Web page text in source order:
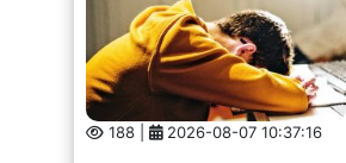
188 | 2026-08-07 10:37:16